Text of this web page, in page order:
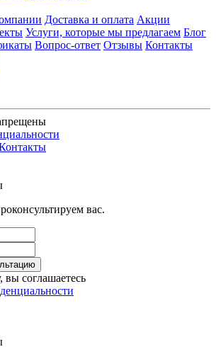
Доставка и оплата Акции
Услуги, которые мы предлагаем Блог
Вопрос-ответ Отзывы Контакты
вас.
консультацию
соглашаетесь